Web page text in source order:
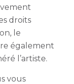
droits
le
également
l’artiste.
vous